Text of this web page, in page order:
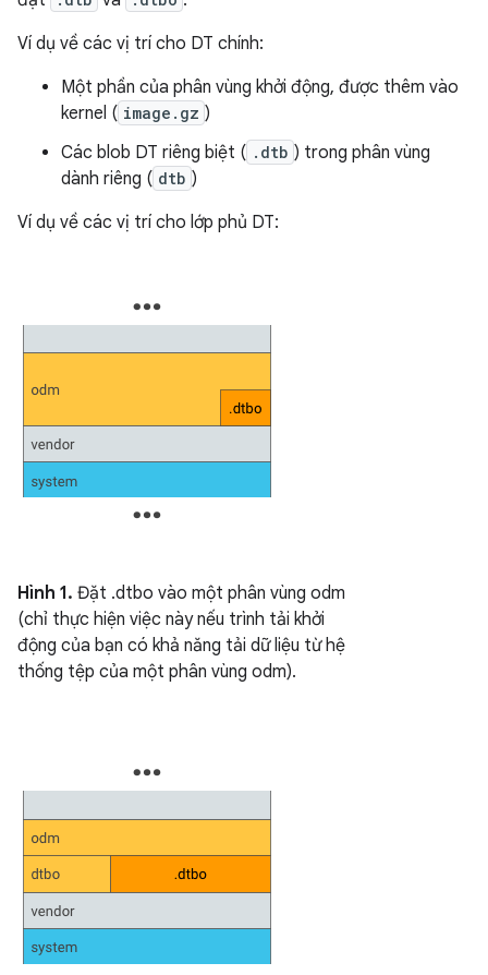
Ví dụ về các vị trí cho DT chính:
Một phần của phân vùng khởi động, được thêm vào
kernel ( image.gz )
Các blob DT riêng biệt ( .dtb ) trong phân vùng
dành riêng ( dtb )
Ví dụ về các vị trí cho lớp phủ DT:
Hình 1. Đặt .dtbo vào một phân vùng odm
(chỉ thực hiện việc này nếu trình tải khởi
động của bạn có khả năng tải dữ liệu từ hệ
thống tệp của một phân vùng odm).